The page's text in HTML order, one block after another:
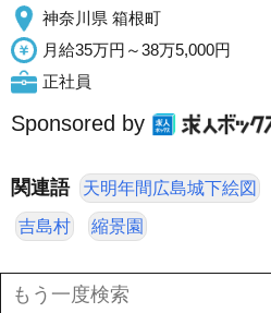
神奈川県 箱根町
月給35万円～38万5,000円
正社員
Sponsored by
関連語 天明年間広島城下絵図
吉島村 縮景園